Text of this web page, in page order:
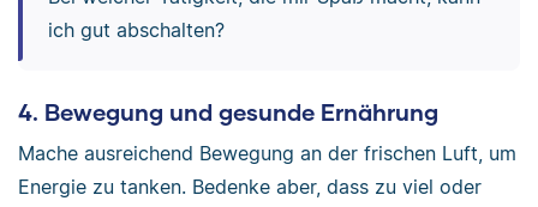
ich gut abschalten?
4. Bewegung und gesunde Ernährung
Mache ausreichend Bewegung an der frischen Luft, um
Energie zu tanken. Bedenke aber, dass zu viel oder